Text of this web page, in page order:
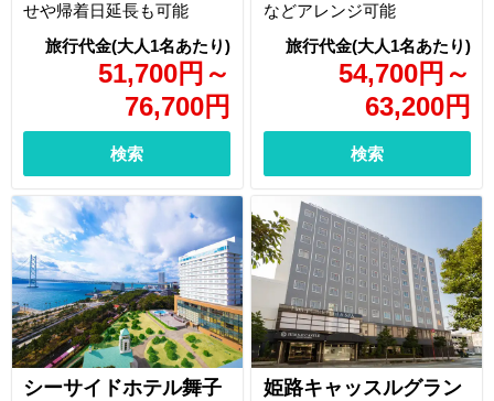
51,700円 ～
76,700円
せや帰着日延長も可能
検索
54,700円 ～
63,200円
などアレンジ可能
検索
シーサイドホテル舞子
姫路キャッスルグラン